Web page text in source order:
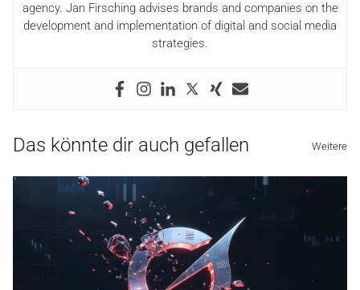
agency. Jan Firsching advises brands and companies on the
development and implementation of digital and social media
strategies.
Das könnte dir auch gefallen Weitere